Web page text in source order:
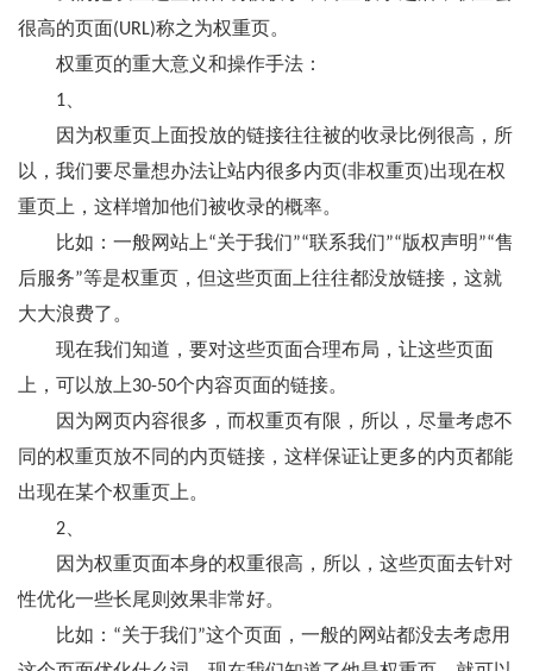
很高的页面(URL)称之为权重页。
权重页的重大意义和操作手法：
1、
因为权重页上面投放的链接往往被的收录比例很高，所
以，我们要尽量想办法让站内很多内页(非权重页)出现在权
重页上，这样增加他们被收录的概率。
比如：一般网站上“关于我们”“联系我们”“版权声明”“售
后服务”等是权重页，但这些页面上往往都没放链接，这就
大大浪费了。
现在我们知道，要对这些页面合理布局，让这些页面
上，可以放上30-50个内容页面的链接。
因为网页内容很多，而权重页有限，所以，尽量考虑不
同的权重页放不同的内页链接，这样保证让更多的内页都能
出现在某个权重页上。
2、
因为权重页面本身的权重很高，所以，这些页面去针对
性优化一些长尾则效果非常好。
比如：“关于我们”这个页面，一般的网站都没去考虑用